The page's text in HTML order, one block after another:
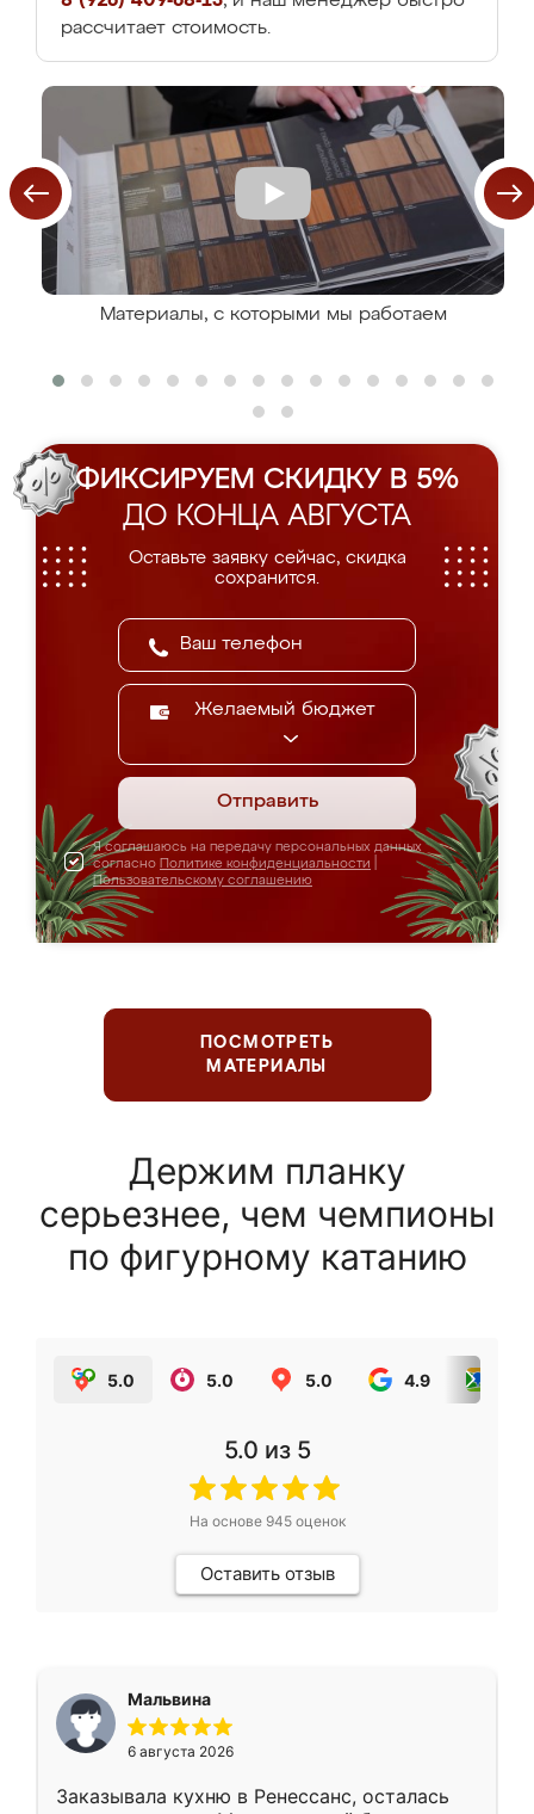
рассчитает стоимость.
Материалы, с которыми мы работаем
ФИКСИРУЕМ СКИДКУ В 5%
ДО КОНЦА АВГУСТА
Оставьте заявку сейчас, скидка
сохранится.
Желаемый бюджет
Отправить
Я соглашаюсь на передачу персональных данных
согласно Политике конфиденциальности
Пользовательскому соглашению
ПОСМОТРЕТЬ
МАТЕРИАЛЫ
Держим планку
серьезнее, чем чемпионы
по фигурному катанию
5.0 5.0 5.0 4.9
5.0 из 5
На основе 945оценок
Оставить отзыв
Мальвина
6 августа 2026
Заказывала кухню в Ренессанс, осталась